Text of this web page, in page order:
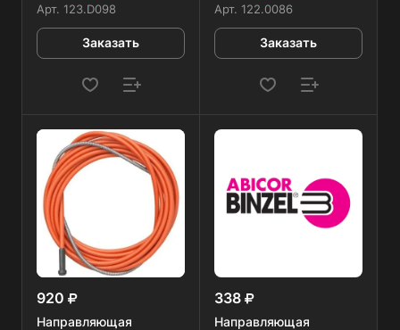
Арт. 123.D098
Заказать
Арт. 122.0086
Заказать
920
Направляющая
338
Направляющая